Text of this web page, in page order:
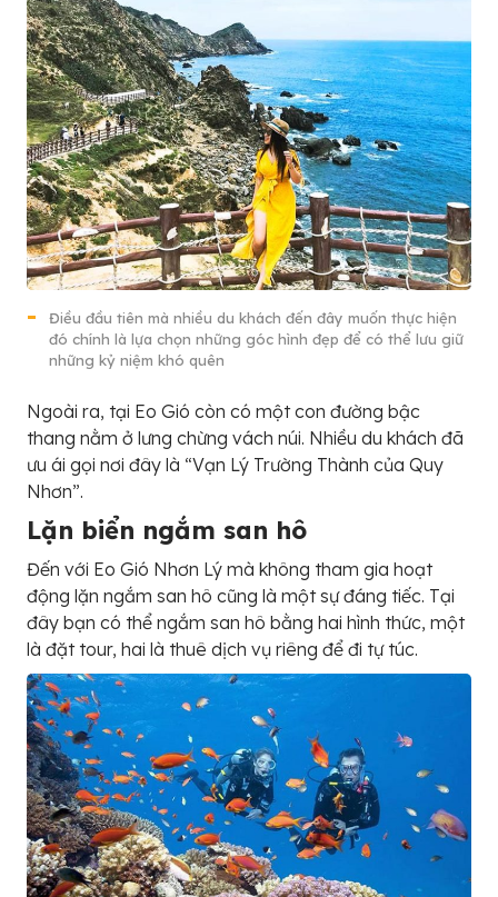
Điều đầu tiên mà nhiều du khách đến đây muốn thực hiện
đó chính là lựa chọn những góc hình đẹp để có thể lưu giữ
những kỷ niệm khó quên
Ngoài ra, tại Eo Gió còn có một con đường bậc
thang nằm ở lưng chừng vách núi. Nhiều du khách đã
ưu ái gọi nơi đây là “Vạn Lý Trường Thành của Quy
Nhơn”.
Lặn biển ngắm san hô
Đến với Eo Gió Nhơn Lý mà không tham gia hoạt
động lặn ngắm san hô cũng là một sự đáng tiếc. Tại
đây bạn có thể ngắm san hô bằng hai hình thức, một
là đặt tour, hai là thuê dịch vụ riêng để đi tự túc.